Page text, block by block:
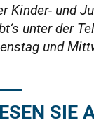
Kinder- und
unter der
und
SIE